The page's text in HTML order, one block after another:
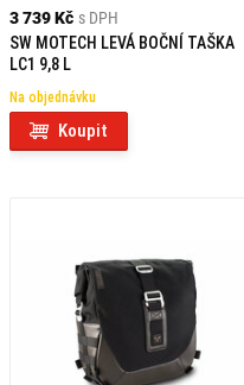
3 739 Kč s DPH
SW MOTECH LEVÁ BOČNÍ TAŠKA
LC1 9,8 L
Na objednávku
Koupit